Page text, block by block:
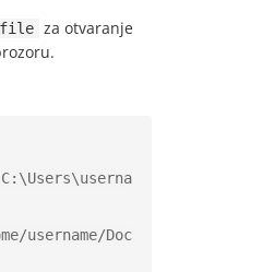
file za otvaranje
username/Doc